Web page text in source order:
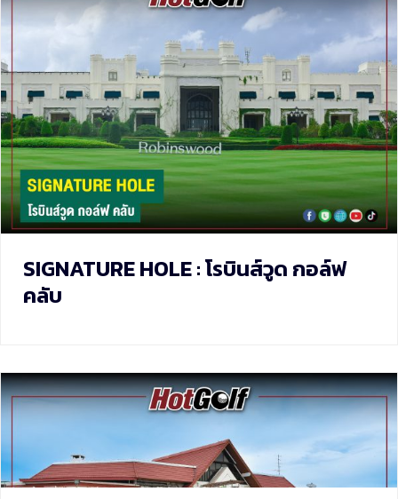
SIGNATURE HOLE : โรบินส์วูด กอล์ฟ
คลับ